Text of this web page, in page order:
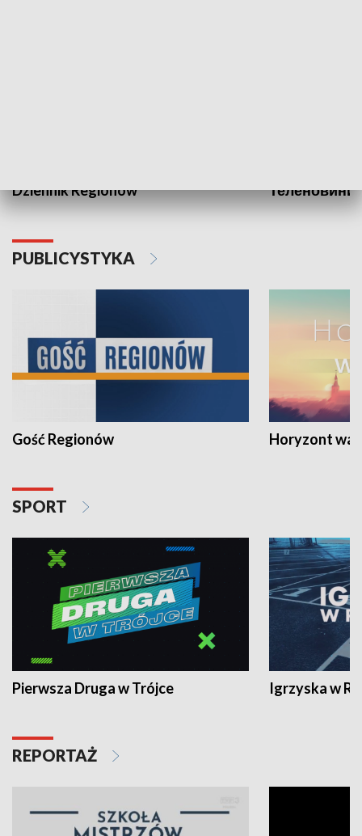
Dziennik Regionów Теленовини
PUBLICYSTYKA
Gość Regionów Horyzont
SPORT
Pierwsza Druga w Trójce Igrzyska w
REPORTAŻ